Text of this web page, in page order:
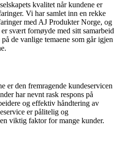
kvalitet når kundene er
Vi har samlet inn en rekke
med AJ Produkter Norge, og
svært fornøyde med sitt samarbeid
de vanlige temaene som går igjen
er den fremragende kundeservicen
har nevnt rask respons på
og effektiv håndtering av
er pålitelig og
viktig faktor for mange kunder.